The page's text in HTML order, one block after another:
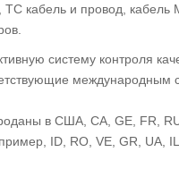
кабель и провод, кабель
систему контроля
международным
в США, CA, GE, FR,
ID, RO, VE, GR, UA,